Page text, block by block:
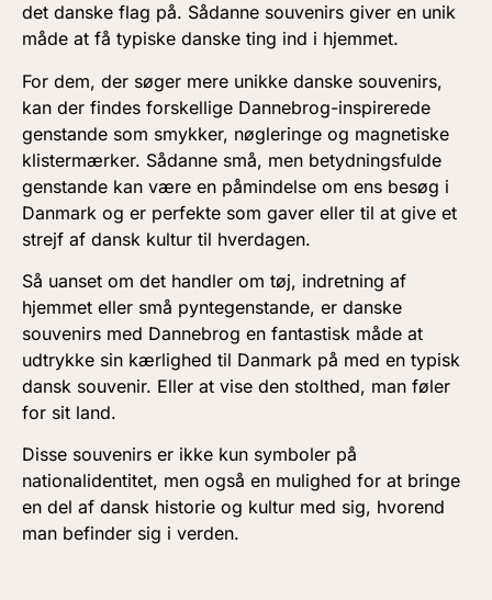
det danske flag på. Sådanne souvenirs giver en unik
måde at få typiske danske ting ind i hjemmet.
For dem, der søger mere unikke danske souvenirs,
kan der findes forskellige Dannebrog-inspirerede
genstande som smykker, nøgleringe og magnetiske
klistermærker. Sådanne små, men betydningsfulde
genstande kan være en påmindelse om ens besøg i
Danmark og er perfekte som gaver eller til at give et
strejf af dansk kultur til hverdagen.
Så uanset om det handler om tøj, indretning af
hjemmet eller små pyntegenstande, er danske
souvenirs med Dannebrog en fantastisk måde at
udtrykke sin kærlighed til Danmark på med en typisk
dansk souvenir. Eller at vise den stolthed, man føler
for sit land.
Disse souvenirs er ikke kun symboler på
nationalidentitet, men også en mulighed for at bringe
en del af dansk historie og kultur med sig, hvorend
man befinder sig i verden.